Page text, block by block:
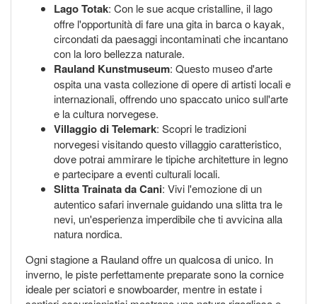
Lago Totak: Con le sue acque cristalline, il lago
offre l'opportunità di fare una gita in barca o kayak,
circondati da paesaggi incontaminati che incantano
con la loro bellezza naturale.
Rauland Kunstmuseum: Questo museo d'arte
ospita una vasta collezione di opere di artisti locali e
internazionali, offrendo uno spaccato unico sull'arte
e la cultura norvegese.
Villaggio di Telemark: Scopri le tradizioni
norvegesi visitando questo villaggio caratteristico,
dove potrai ammirare le tipiche architetture in legno
e partecipare a eventi culturali locali.
Slitta Trainata da Cani: Vivi l'emozione di un
autentico safari invernale guidando una slitta tra le
nevi, un'esperienza imperdibile che ti avvicina alla
natura nordica.
Ogni stagione a Rauland offre un qualcosa di unico. In
inverno, le piste perfettamente preparate sono la cornice
ideale per sciatori e snowboarder, mentre in estate i